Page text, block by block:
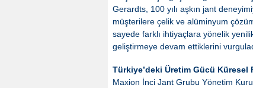
Gerardts, 100 yılı aşkın jant
müşterilere çelik ve alüminyum
sayede farklı ihtiyaçlara yönelik
geliştirmeye devam ettiklerini
Türkiye’deki Üretim Gücü
Maxion İnci Jant Grubu Yönetim